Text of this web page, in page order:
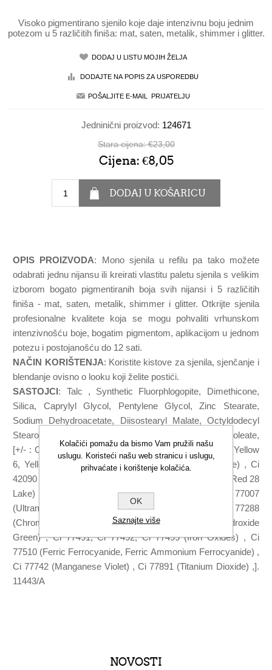
Visoko pigmentirano sjenilo koje daje intenzivnu boju jednim
potezom u 5 različitih finiša: mat, saten, metalik, shimmer i glitter.
Jedninični proizvod: 124671
Stara cijena: €23,00
Cijena: €8,05
OPIS PROIZVODA: Mono sjenila u refilu pa tako možete
odabrati jednu nijansu ili kreirati vlastitu paletu sjenila s velikim
izborom bogato pigmentiranih boja svih nijansi i 5 različitih
finiša - mat, saten, metalik, shimmer i glitter. Otkrijte sjenila
profesionalne kvalitete koja se mogu pohvaliti vrhunskom
intenzivnošću boje, bogatim pigmentom, aplikacijom u jednom
potezu i postojanošću do 12 sati.
NAČIN KORIŠTENJA: Koristite kistove za sjenila, sjenčanje i
blendanje ovisno o looku koji želite postići.
SASTOJCI : Talc , Synthetic Fluorphlogopite, Dimethicone,
Silica, Caprylyl Glycol, Pentylene Glycol, Zinc Stearate,
Sodium Dehydroacetate, Diisostearyl Malate, Octyldodecyl
Stearoyl Stearate, Tocopheryl Acetate, Sorbitan Sesquioleate,
[+/- : Ci 15850 (Red 6, Red 7, Red 7 Lake), Ci 15985 (Yellow
6, Yellow 6 Lake), Ci 19140 (Yellow 5, Yellow 5 Lake) , Ci
42090 (Blue 1 Lake) , Ci 45410 (Red 27, Red 27 Lake, Red 28
Lake) , Ci 73360 (Red 30, Red 30 Lake) , Ci 77007
(Ultramarines) , Ci 77163 (Bismuth Oxychloride) , Ci 77288
(Chromium Oxide Greens) , Ci 77289 (Chromium Hydroxide
Green) , Ci 77491, Ci 77492, Ci 77499 (Iron Oxides) , Ci
77510 (Ferric Ferrocyanide, Ferric Ammonium Ferrocyanide) ,
Ci 77742 (Manganese Violet) , Ci 77891 (Titanium Dioxide) ,].
11443/A
NOVOSTI
Kolačići pomažu da bismo Vam pružili našu
uslugu. Koristeći našu web stranicu i uslugu,
prihvaćate i korištenje kolačića.
OK
Saznajte više